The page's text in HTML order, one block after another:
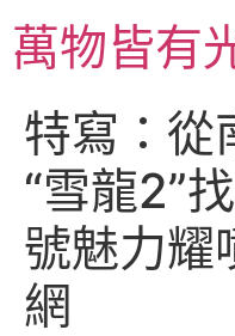
主萬物皆有
特寫：從
“雪龍2”
號魅力耀
網